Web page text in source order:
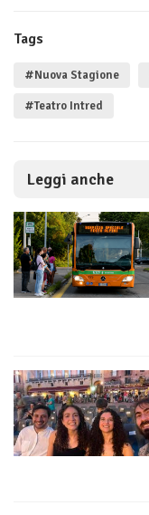
Tags
#Nuova Stagione
#Teatro Intred
Leggi anche